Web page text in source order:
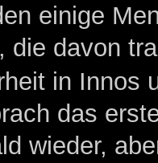
einige
die davon
in Innos
das
wieder,